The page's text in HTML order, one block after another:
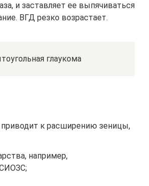
и заставляет ее выпячиваться
ВГД резко возрастает.
глаукома
приводит к расширению зеницы,
например,